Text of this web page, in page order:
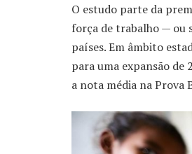
O estudo parte da
força de trabalho — ou
países. Em âmbito
para uma expansão de
a nota média na Prova